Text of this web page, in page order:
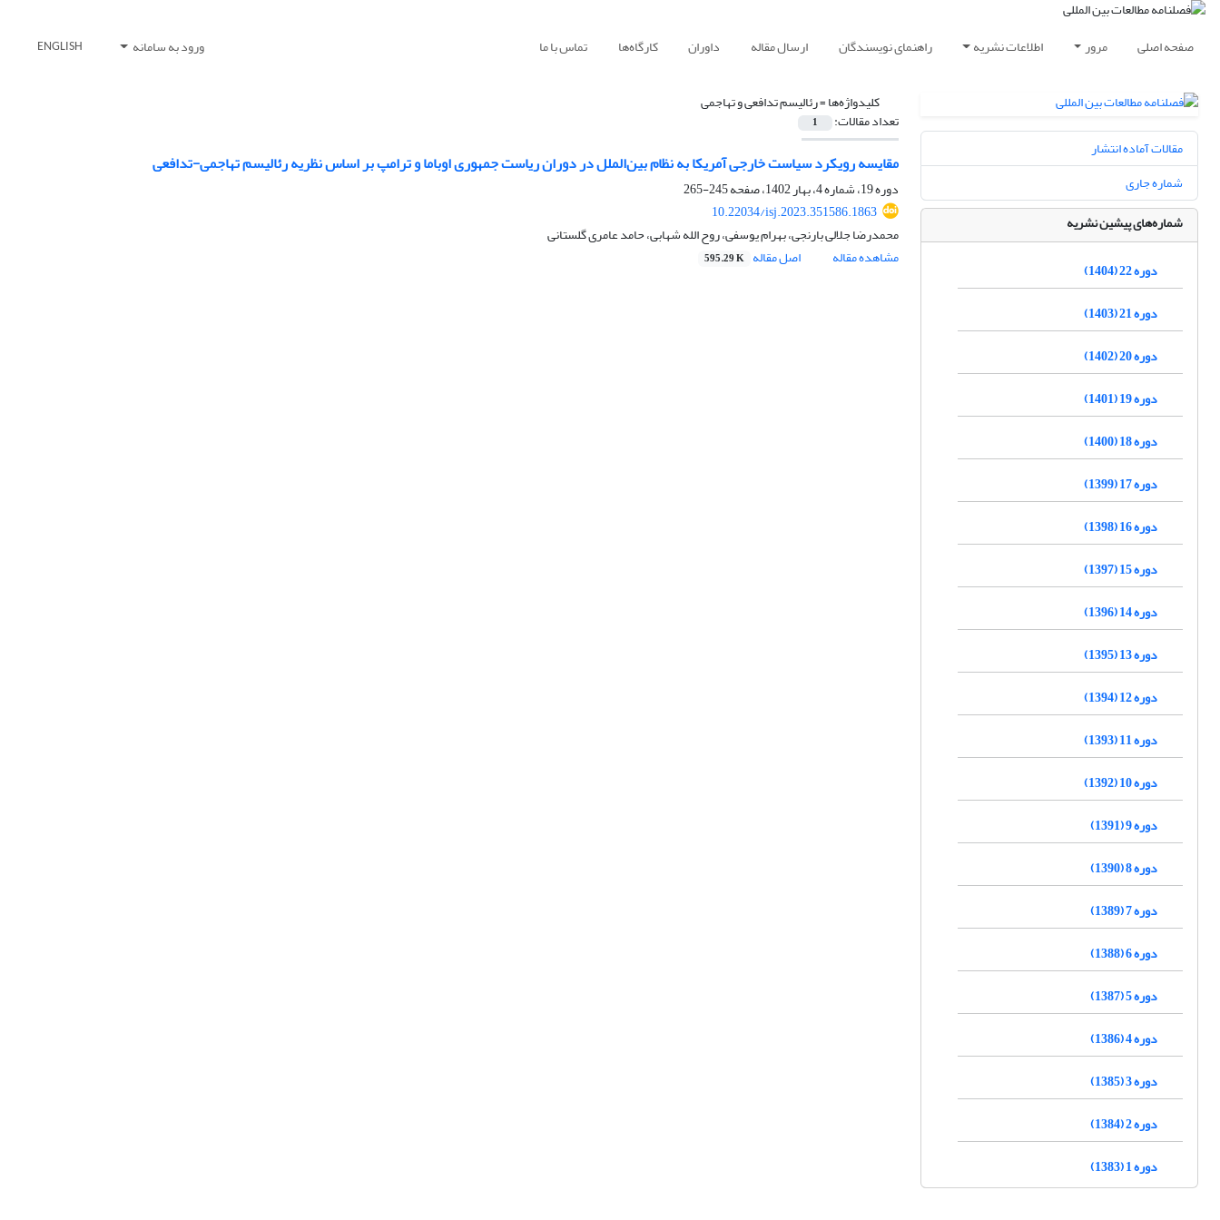
صفحه اصلی مرور اطلاعات نشریه راهنمای نویسندگان ارسال مقاله داوران کارگاه‌ها تماس با ما ورود به سامانه ENGLISH
کلیدواژه‌ها =رئالیسم تدافعی و تهاجمی
تعداد مقالات: 1
مقایسه رویکرد سیاست خارجی آمریکا به نظام بین‌الملل در دوران ریاست جمهوری اوباما و ترامپ بر اساس نظریه رئالیسم تهاجمی-تدافعی
دوره 19، شماره 4، بهار 1402، صفحه
245-265
10.22034/isj.2023.351586.1863
محمدرضا جلالی بارنجی، بهرام یوسفی، روح الله شهابی، حامد عامری گلستانی
مشاهده مقاله
اصل مقاله 595.29 K
مقالات آماده انتشار
شماره جاری
شماره‌های پیشین نشریه
دوره 22 (1404)
دوره 21 (1403)
دوره 20 (1402)
دوره 19 (1401)
دوره 18 (1400)
دوره 17 (1399)
دوره 16 (1398)
دوره 15 (1397)
دوره 14 (1396)
دوره 13 (1395)
دوره 12 (1394)
دوره 11 (1393)
دوره 10 (1392)
دوره 9 (1391)
دوره 8 (1390)
دوره 7 (1389)
دوره 6 (1388)
دوره 5 (1387)
دوره 4 (1386)
دوره 3 (1385)
دوره 2 (1384)
دوره 1 (1383)